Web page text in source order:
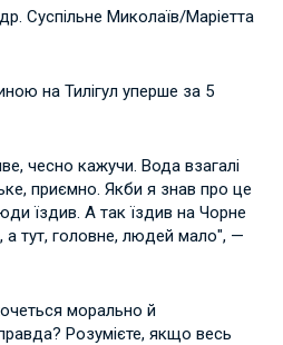
Суспільне Миколаїв/Маріетта
на Тилігул уперше за 5
чесно кажучи. Вода взагалі
приємно. Якби я знав про це
їздив. А так їздив на Чорне
тут, головне, людей мало", —
морально й
Розумієте, якщо весь